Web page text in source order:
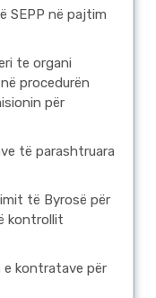
SEPP në pajtim
te organi
procedurën
për
të parashtruara
të Byrosë për
kontrollit
e kontratave për